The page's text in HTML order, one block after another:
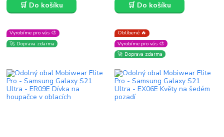
🛒 Do košíku 🛒 Do košíku
Vyrobíme pro vás 🎨
🚀 Doprava zdarma
Oblíbené 🔥
Vyrobíme pro vás 🎨
🚀 Doprava zdarma